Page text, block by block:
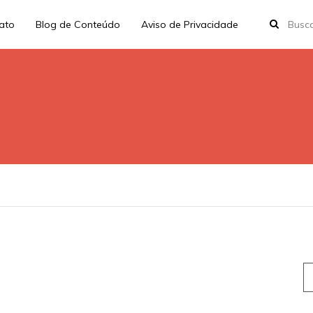
Blog de Conteúdo Aviso de Privacidade